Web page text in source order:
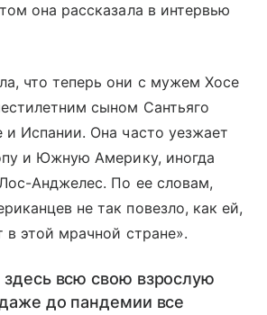
она рассказала в интервью
что теперь они с мужем Хосе
сыном Сантьяго
Испании. Она часто уезжает
и Южную Америку, иногда
Анджелес. По ее словам,
не так повезло, как ей,
в этой мрачной стране».
всю свою взрослую
до пандемии все